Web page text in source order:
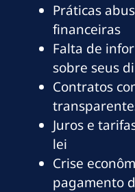
Práticas
financeiras
Falta de
sobre seus
Contratos
Juros e
lei
Crise
pagamento